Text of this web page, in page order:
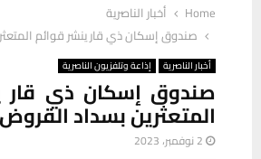
Home
أخبار الناصرية
صندوق إسكان ذي قار ينشر قوائم
أخبار الناصرية إذاعة وتلفزيون الناصرية
صندوق إسكان ذي قار
المتعثرين بسداد القروض
2 نوفمبر، 2023